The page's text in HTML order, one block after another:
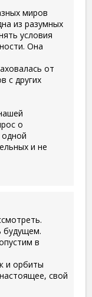
миров
из разумных
условия
Она
от
с других
о
и не
в
и орбиты
свой